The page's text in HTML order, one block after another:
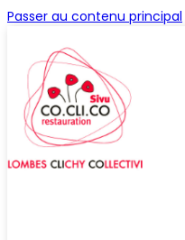
Passer au contenu principal